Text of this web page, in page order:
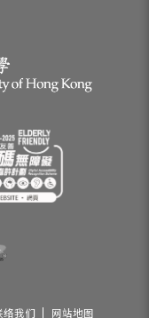
络我们 网站地图